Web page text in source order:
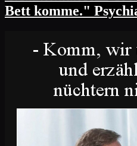
Bett komme."